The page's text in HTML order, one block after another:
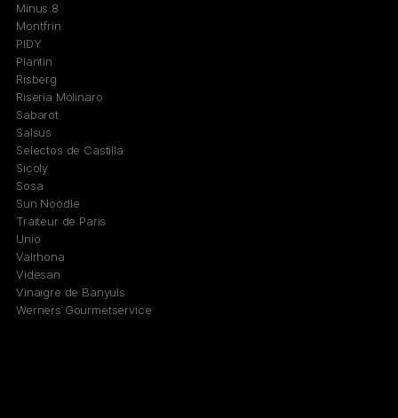
Minus 8
Montfrin
PIDY
Plantin
Risberg
Riseria Molinaro
Sabarot
Salsus
Selectos de Castilla
Sicoly
Sosa
Sun Noodle
Traiteur de Paris
Unio
Valrhona
Videsan
Vinaigre de Banyuls
Werners Gourmetservice